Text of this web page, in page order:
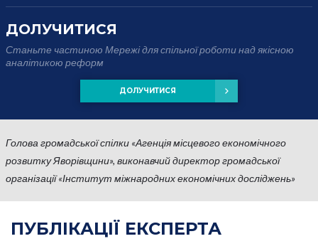
ДОЛУЧИТИСЯ
Станьте частиною Мережі для спільної роботи над якісною
аналітикою реформ
ДОЛУЧИТИСЯ
Голова громадської спілки «Агенція місцевого економічного
розвитку Яворівщини», виконавчий директор громадської
організації «Інститут міжнародних економічних досліджень»
ПУБЛІКАЦІЇ ЕКСПЕРТА